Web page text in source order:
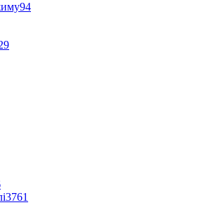
94
3761